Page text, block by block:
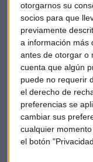
otorgarnos su
socios para que
previamente
a información más
antes de otorgar o
cuenta que algún
puede no requerir
el derecho de
preferencias se
cambiar sus
cualquier
el botón